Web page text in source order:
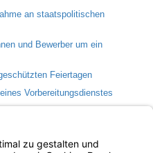
an staatspolitischen
und Bewerber um ein
Feiertagen
Vorbereitungsdienstes
im öffentlichen Leben
und Richter sowie